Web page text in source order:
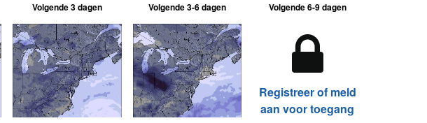
Volgende 3 dagen Volgende 3-6 dagen Volgende 6-9 dagen
Registreer of meld
aan voor toegang